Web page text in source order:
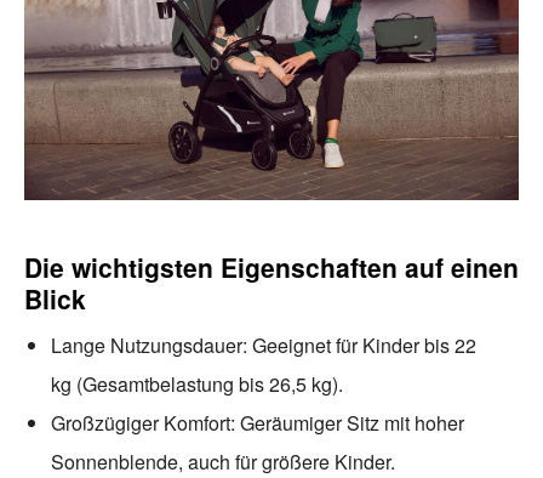
Die wichtigsten Eigenschaften auf einen
Blick
Lange Nutzungsdauer: Geeignet für Kinder bis 22
kg (Gesamtbelastung bis 26,5 kg).
Großzügiger Komfort: Geräumiger Sitz mit hoher
Sonnenblende, auch für größere Kinder.